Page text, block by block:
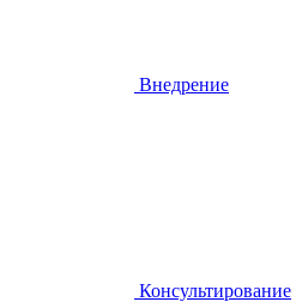
Внедрение
Консультирование